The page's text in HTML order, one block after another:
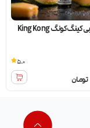
سالت طالبی کینگ کونگ King Kong
تومان
5.0